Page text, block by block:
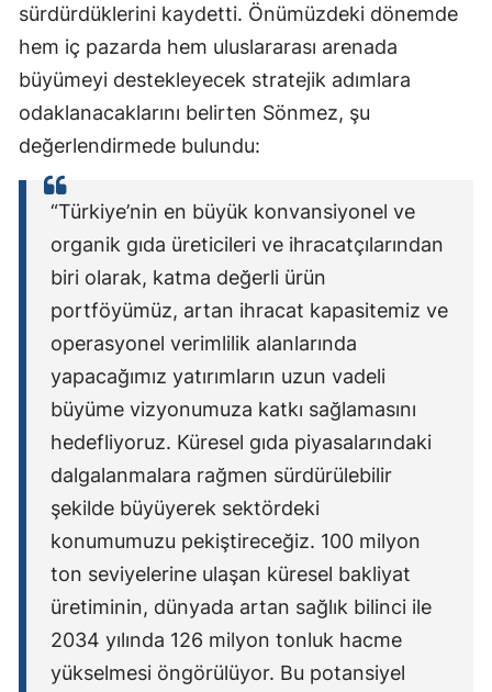
sürdürdüklerini kaydetti. Önümüzdeki dönemde
hem iç pazarda hem uluslararası arenada
büyümeyi destekleyecek stratejik adımlara
odaklanacaklarını belirten Sönmez, şu
değerlendirmede bulundu:
“Türkiye’nin en büyük konvansiyonel ve
organik gıda üreticileri ve ihracatçılarından
biri olarak, katma değerli ürün
portföyümüz, artan ihracat kapasitemiz ve
operasyonel verimlilik alanlarında
yapacağımız yatırımların uzun vadeli
büyüme vizyonumuza katkı sağlamasını
hedefliyoruz. Küresel gıda piyasalarındaki
dalgalanmalara rağmen sürdürülebilir
şekilde büyüyerek sektördeki
konumumuzu pekiştireceğiz. 100 milyon
ton seviyelerine ulaşan küresel bakliyat
üretiminin, dünyada artan sağlık bilinci ile
2034 yılında 126 milyon tonluk hacme
yükselmesi öngörülüyor. Bu potansiyel